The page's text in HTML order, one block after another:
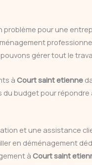
problème pour une
pouvons gérer tout le
àCourt saint etienne
du budget pour répondre
et une assistance
en déménagement
àCourt saint